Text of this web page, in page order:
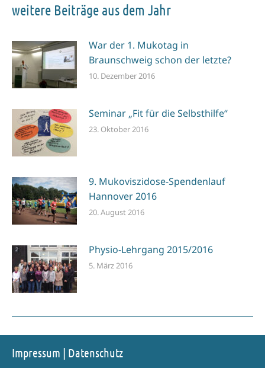
weitere Beiträge aus dem Jahr
War der 1. Mukotag in
Braunschweig schon der letzte?
10. Dezember 2016
Seminar „Fit für die Selbsthilfe“
23. Oktober 2016
9. Mukoviszidose-Spendenlauf
Hannover 2016
20. August 2016
Physio-Lehrgang 2015/2016
5. März 2016
Impressum | Datenschutz